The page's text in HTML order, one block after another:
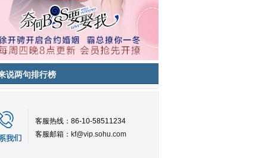
说两句排行榜
客服热线：86-10-58511234
客服邮箱： kf@vip.sohu.com